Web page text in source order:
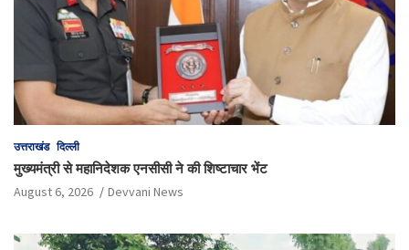
उत्तराखंड दिल्ली
मुख्यमंत्री से महानिदेशक एनसीसी ने की शिष्टाचार भेंट
August 6, 2026 Devvani News